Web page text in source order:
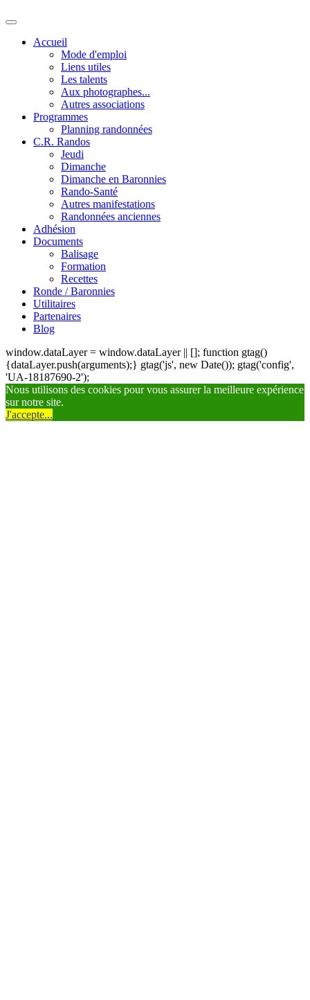
Accueil
Mode d'emploi
Liens utiles
Les talents
Aux photographes...
Autres associations
Programmes
Planning randonnées
C.R. Randos
Jeudi
Dimanche
Dimanche en Baronnies
Rando-Santé
Autres manifestations
Randonnées anciennes
Adhésion
Documents
Balisage
Formation
Recettes
Ronde / Baronnies
Utilitaires
Partenaires
Blog
window.dataLayer = window.dataLayer || []; function gtag()
{dataLayer.push(arguments);} gtag('js', new Date()); gtag('config',
'UA-18187690-2');
Nous utilisons des cookies pour vous assurer la meilleure expérience
sur notre site.
J'accepte...